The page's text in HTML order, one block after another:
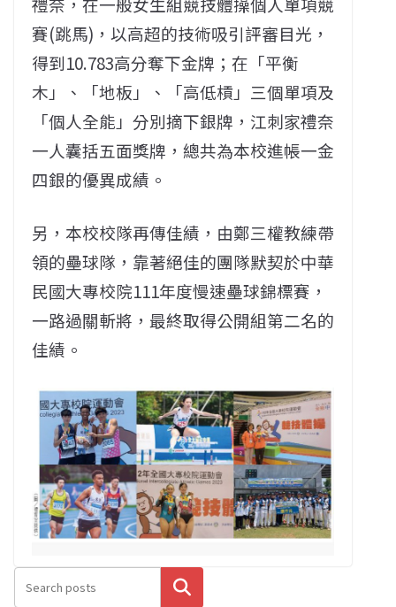
賽(跳馬)，以高超的技術吸引評審目光，
得到10.783高分奪下金牌；在「平衡
木」、「地板」、「高低槓」三個單項及
「個人全能」分別摘下銀牌，江刺家禮奈
一人囊括五面獎牌，總共為本校進帳一金
四銀的優異成績。
另，本校校隊再傳佳績，由鄭三權教練帶
領的壘球隊，靠著絕佳的團隊默契於中華
民國大專校院111年度慢速壘球錦標賽，
一路過關斬將，最終取得公開組第二名的
佳績。
搜尋